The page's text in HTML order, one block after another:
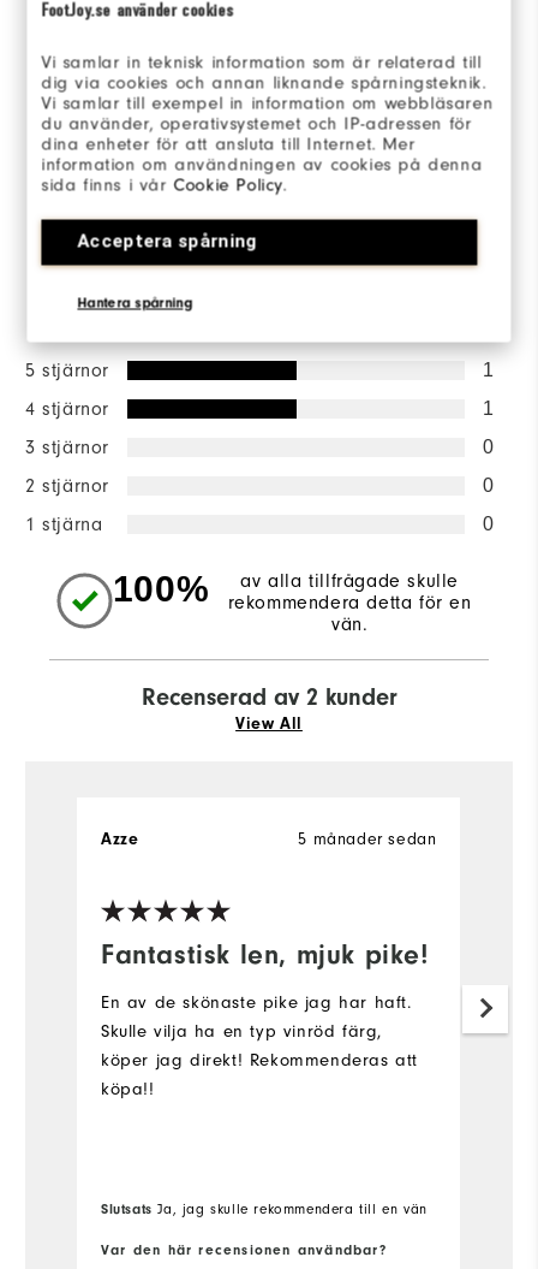
FootJoy.se använder cookies
Vi samlar in teknisk information som är relaterad till
dig via cookies och annan liknande spårningsteknik.
Vi samlar till exempel in information om webbläsaren
du använder, operativsystemet och IP-adressen för
dina enheter för att ansluta till Internet. Mer
information om användningen av cookies på denna
sida finns i vårCookie Policy.
Acceptera spårning
Hantera spårning
Based on 2 Review(s)
SKRIV EN RECENSION
Betygsfördelning
5 stjärnor 1
4 stjärnor 1
3 stjärnor 0
2 stjärnor 0
1 stjärna 0
100%
av alla tillfrågade skulle
rekommendera detta för en
vän.
Recenserad av 2 kunder
View All
Fantastisk len, mjuk pike!
5 månader sedan
Azze
En av de skönaste pike jag har haft.
Skulle vilja ha en typ vinröd färg,
köper jag direkt! Rekommenderas att
köpa!!
Slutsats Ja, jag skulle rekommendera till en vän
Var den här recensionen användbar?